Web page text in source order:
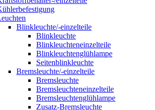
Blinkleuchte/-einzelteile
Blinkleuchte
Blinkleuchteneinzelteile
Blinkleuchtenglühlampe
Seitenblinkleuchte
Bremsleuchte/-einzelteile
Bremsleuchte
Bremsleuchteneinzelteile
Bremsleuchtenglühlampe
Zusatz-Bremsleuchte